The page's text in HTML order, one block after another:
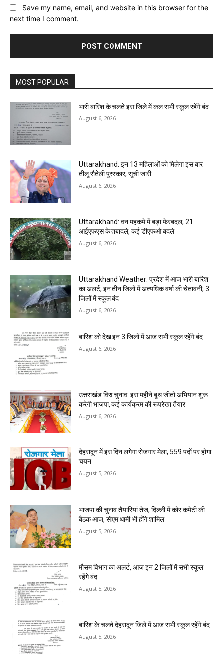
Save my name, email, and website in this browser for the
next time I comment.
MOST POPULAR
भारी बारिश के चलते इस जिले में कल सभी स्कूल रहेंगे बंद
August 6, 2026
Uttarakhand: इन 13 महिलाओं को मिलेगा इस बार
तीलू रौतेली पुरस्कार, सूची जारी
August 6, 2026
Uttarakhand: वन महकमे में बड़ा फेरबदल, 21
आईएफएस के तबादले, कई डीएफओ बदले
August 6, 2026
Uttarakhand Weather: प्रदेश में आज भारी बारिश
का अलर्ट, इन तीन जिलों में अत्यधिक वर्षा की चेतावनी, 3
जिलों में स्कूल बंद
August 6, 2026
बारिश को देख इन 3 जिलों में आज सभी स्कूल रहेंगे बंद
August 6, 2026
उत्तराखंड विस चुनाव: इस महीने बूथ जीतो अभियान शुरू
करेगी भाजपा, कई कार्यक्रम की रूपरेखा तैयार
August 6, 2026
देहरादून में इस दिन लगेगा रोजगार मेला, 559 पदों पर होगा
चयन
August 5, 2026
भाजपा की चुनाव तैयारियां तेज, दिल्ली में कोर कमेटी की
बैठक आज, सीएम धामी भी होंगे शामिल
August 5, 2026
मौसम विभाग का अलर्ट, आज इन 2 जिलों में सभी स्कूल
रहेंगे बंद
August 5, 2026
बारिश के चलते देहरादून जिले में आज सभी स्कूल रहेंगे बंद
August 5, 2026